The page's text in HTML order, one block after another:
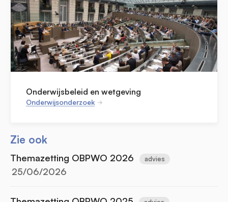
Onderwijsbeleid en wetgeving
Onderwijsonderzoek
Zie ook
Themazetting OBPWO 2026 advies
25/06/2026